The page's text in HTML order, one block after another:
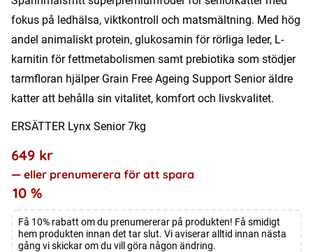
fokus på ledhälsa, viktkontroll och matsmältning. Med hög
andel animaliskt protein, glukosamin för rörliga leder, L-
karnitin för fettmetabolismen samt prebiotika som stödjer
tarmfloran hjälper Grain Free Ageing Support Senior äldre
katter att behålla sin vitalitet, komfort och livskvalitet.
ERSÄTTER Lynx Senior 7kg
649 kr
— eller prenumerera för att spara
10 %
Få 10% rabatt om du prenumererar på produkten! Få smidigt
hem produkten innan det tar slut. Vi aviserar alltid innan nästa
gång vi skickar om du vill göra någon ändring.